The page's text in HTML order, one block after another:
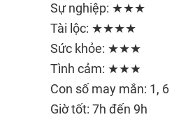
Sự nghiệp: ★★★
Tài lộc: ★★★★
Sức khỏe: ★★★
Tình cảm: ★★★
Con số may mắn: 1, 6
Giờ tốt: 7h đến 9h